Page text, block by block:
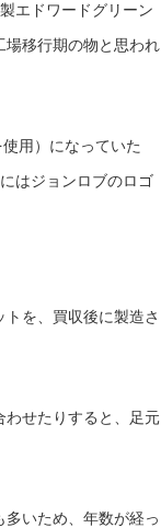
エドワードグリーン
場移行期の物と思われ
用）になっていた
はジョンロブのロゴ
を、買収後に製造さ
わせたりすると、足元
いため、年数が経っ